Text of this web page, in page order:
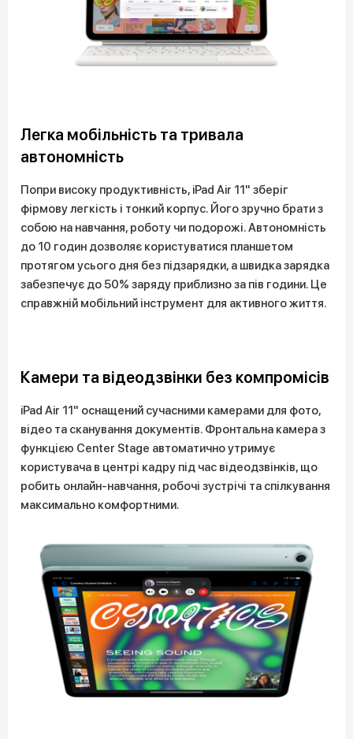
Легка мобільність та тривала
автономність
Попри високу продуктивність, iPad Air 11" зберіг
фірмову легкість і тонкий корпус. Його зручно брати з
собою на навчання, роботу чи подорожі. Автономність
до 10 годин дозволяє користуватися планшетом
протягом усього дня без підзарядки, а швидка зарядка
забезпечує до 50% заряду приблизно за пів години. Це
справжній мобільний інструмент для активного життя.
Камери та відеодзвінки без компромісів
iPad Air 11" оснащений сучасними камерами для фото,
відео та сканування документів. Фронтальна камера з
функцією Center Stage автоматично утримує
користувача в центрі кадру під час відеодзвінків, що
робить онлайн-навчання, робочі зустрічі та спілкування
максимально комфортними.